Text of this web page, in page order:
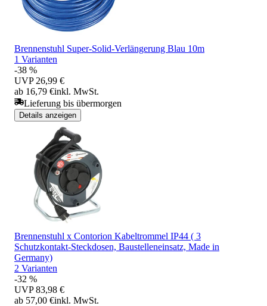
Brennenstuhl Super-Solid-Verlängerung Blau 10m
1 Varianten
-38 %
UVP 26,99 €
ab 16,79 €inkl. MwSt.
Lieferung bis übermorgen
Details anzeigen
Brennenstuhl x Contorion Kabeltrommel IP44 ( 3
Schutzkontakt-Steckdosen, Baustelleneinsatz, Made in
Germany)
2 Varianten
-32 %
UVP 83,98 €
ab 57,00 €inkl. MwSt.